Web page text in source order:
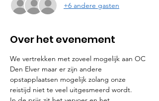
+6 andere gasten
Over het evenement
We vertrekken met zoveel mogelijk aan OC
Den Elver maar er zijn andere
opstapplaatsen mogelijk zolang onze
reistijd niet te veel uitgesmeerd wordt.